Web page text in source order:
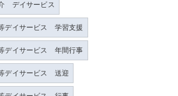
デイサービス
デイサービス 学習支援
デイサービス 年間行事
デイサービス 送迎